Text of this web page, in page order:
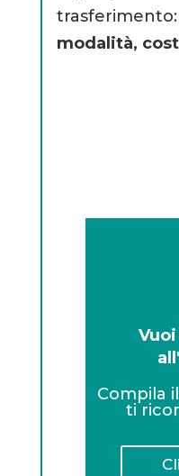
trasferimento:
modalità,
Compila
ti